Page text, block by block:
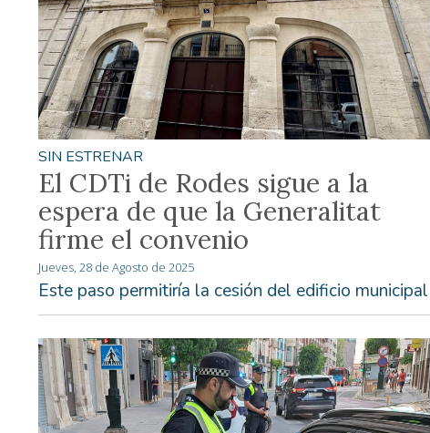
SIN ESTRENAR
El CDTi de Rodes sigue a la
espera de que la Generalitat
firme el convenio
Jueves, 28 de Agosto de 2025
Este paso permitiría la cesión del edificio municipal